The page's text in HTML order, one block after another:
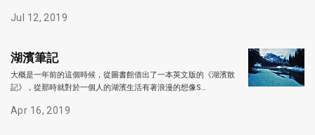
Jul 12, 2019
湖濱筆記
大概是一年前的這個時候，從圖書館借出了一本英文版的《湖濱散
記》，從那時就對於一個人的湖濱生活有著浪漫的想像S…
Apr 16, 2019